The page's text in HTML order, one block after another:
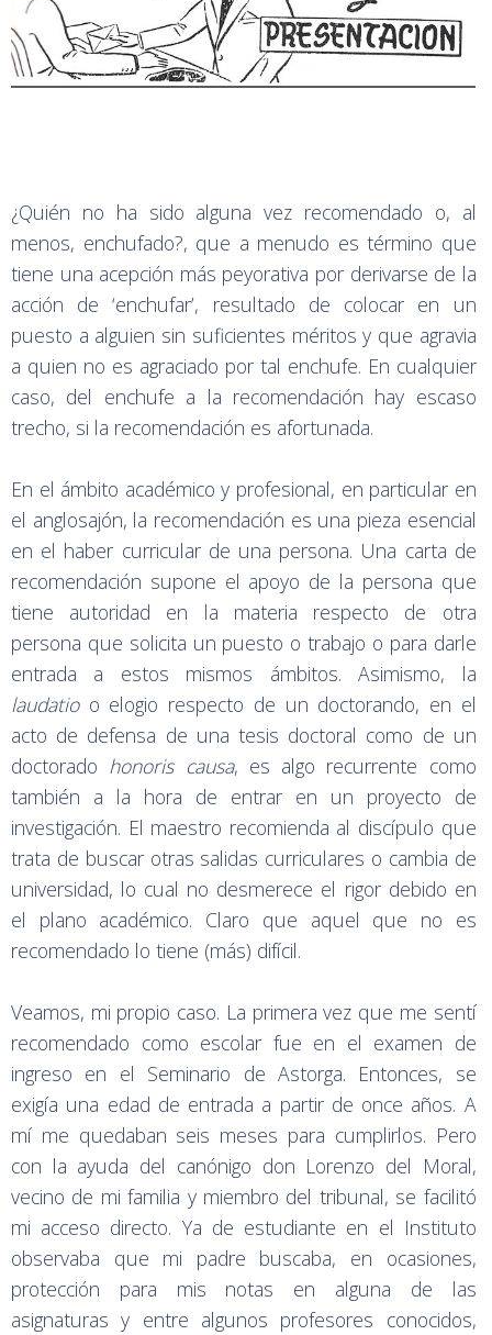
¿Quién no ha sido alguna vez recomendado o, al
menos, enchufado?, que a menudo es término que
tiene una acepción más peyorativa por derivarse de la
acción de ‘enchufar’, resultado de colocar en un
puesto a alguien sin suficientes méritos y que agravia
a quien no es agraciado por tal enchufe. En cualquier
caso, del enchufe a la recomendación hay escaso
trecho, si la recomendación es afortunada.
En el ámbito académico y profesional, en particular en
el anglosajón, la recomendación es una pieza esencial
en el haber curricular de una persona. Una carta de
recomendación supone el apoyo de la persona que
tiene autoridad en la materia respecto de otra
persona que solicita un puesto o trabajo o para darle
entrada a estos mismos ámbitos. Asimismo, la
laudatioo elogio respecto de un doctorando, en el
acto de defensa de una tesis doctoral como de un
doctorado honoris causa, es algo recurrente como
también a la hora de entrar en un proyecto de
investigación. El maestro recomienda al discípulo que
trata de buscar otras salidas curriculares o cambia de
universidad, lo cual no desmerece el rigor debido en
el plano académico. Claro que aquel que no es
recomendado lo tiene (más) difícil.
Veamos, mi propio caso. La primera vez que me sentí
recomendado como escolar fue en el examen de
ingreso en el Seminario de Astorga. Entonces, se
exigía una edad de entrada a partir de once años. A
mí me quedaban seis meses para cumplirlos. Pero
con la ayuda del canónigo don Lorenzo del Moral,
vecino de mi familia y miembro del tribunal, se facilitó
mi acceso directo. Ya de estudiante en el Instituto
observaba que mi padre buscaba, en ocasiones,
protección para mis notas en alguna de las
asignaturas y entre algunos profesores conocidos,